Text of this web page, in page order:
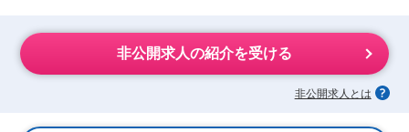
非公開求人の紹介を受ける
非公開求人とは